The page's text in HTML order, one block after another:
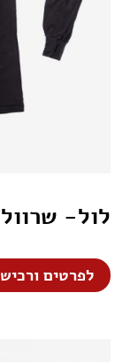
לול-
לפרטים